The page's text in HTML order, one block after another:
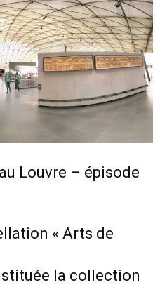
Louvre – épisode
« Arts de
la collection